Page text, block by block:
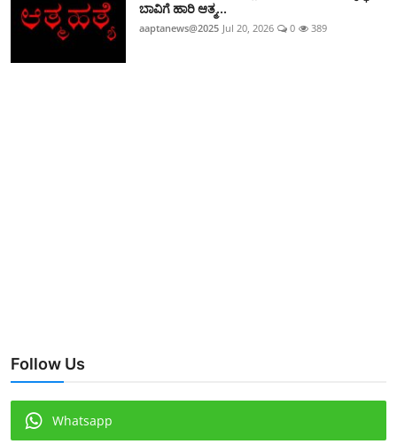
ಬಾವಿಗೆ ಹಾರಿ ಆತ್ಮ...
aaptanews@2025 Jul 20, 2026 0 389
Follow Us
Whatsapp